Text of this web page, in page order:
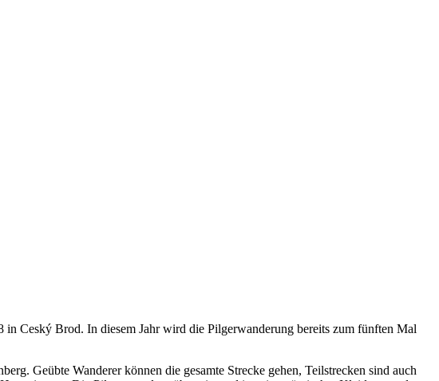
Ceský Brod. In diesem Jahr wird die Pilgerwanderung bereits zum fünften Mal
Geübte Wanderer können die gesamte Strecke gehen, Teilstrecken sind auch